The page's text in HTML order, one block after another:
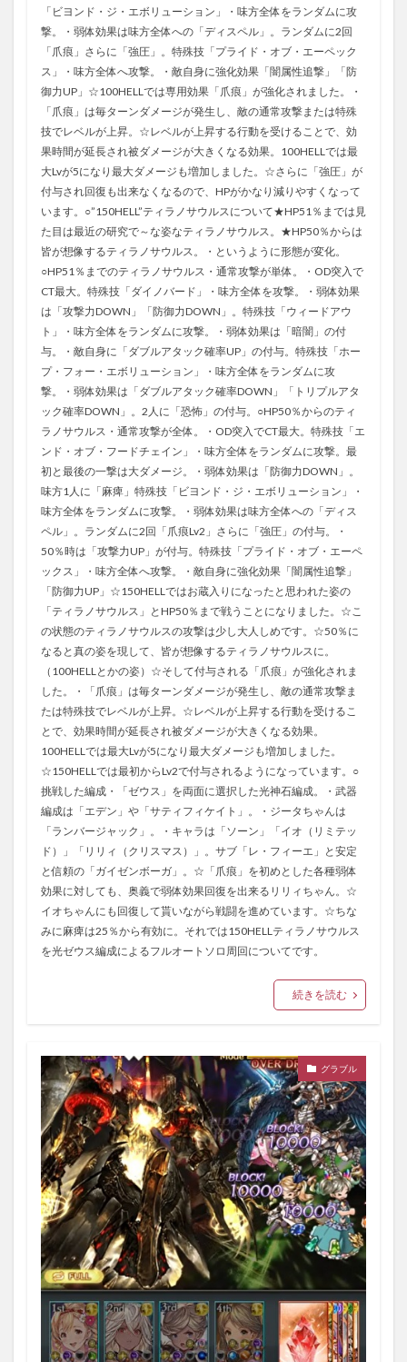
「ビヨンド・ジ・エボリューション」・味方全体をランダムに攻
撃。・弱体効果は味方全体への「ディスペル」。ランダムに2回
「爪痕」さらに「強圧」。特殊技「プライド・オブ・エーペック
ス」・味方全体へ攻撃。・敵自身に強化効果「闇属性追撃」「防
御力UP」☆100HELLでは専用効果「爪痕」が強化されました。・
「爪痕」は毎ターンダメージが発生し、敵の通常攻撃または特殊
技でレベルが上昇。☆レベルが上昇する行動を受けることで、効
果時間が延長され被ダメージが大きくなる効果。100HELLでは最
大Lvが5になり最大ダメージも増加しました。☆さらに「強圧」が
付与され回復も出来なくなるので、HPがかなり減りやすくなって
います。○”150HELL”ティラノサウルスについて★HP51％までは見
た目は最近の研究で～な姿なティラノサウルス。★HP50％からは
皆が想像するティラノサウルス。・というように形態が変化。
○HP51％までのティラノサウルス・通常攻撃が単体。・OD突入で
CT最大。特殊技「ダイノバード」・味方全体を攻撃。・弱体効果
は「攻撃力DOWN」「防御力DOWN」。特殊技「ウィードアウ
ト」・味方全体をランダムに攻撃。・弱体効果は「暗闇」の付
与。・敵自身に「ダブルアタック確率UP」の付与。特殊技「ホー
プ・フォー・エボリューション」・味方全体をランダムに攻
撃。・弱体効果は「ダブルアタック確率DOWN」「トリプルアタ
ック確率DOWN」。2人に「恐怖」の付与。○HP50％からのティ
ラノサウルス・通常攻撃が全体。・OD突入でCT最大。特殊技「エ
ンド・オブ・フードチェイン」・味方全体をランダムに攻撃。最
初と最後の一撃は大ダメージ。・弱体効果は「防御力DOWN」。
味方1人に「麻痺」特殊技「ビヨンド・ジ・エボリューション」・
味方全体をランダムに攻撃。・弱体効果は味方全体への「ディス
ペル」。ランダムに2回「爪痕Lv2」さらに「強圧」の付与。・
50％時は「攻撃力UP」が付与。特殊技「プライド・オブ・エーペ
ックス」・味方全体へ攻撃。・敵自身に強化効果「闇属性追撃」
「防御力UP」☆150HELLではお蔵入りになったと思われた姿の
「ティラノサウルス」とHP50％まで戦うことになりました。☆こ
の状態のティラノサウルスの攻撃は少し大人しめです。☆50％に
なると真の姿を現して、皆が想像するティラノサウルスに。
（100HELLとかの姿）☆そして付与される「爪痕」が強化されま
した。・「爪痕」は毎ターンダメージが発生し、敵の通常攻撃ま
たは特殊技でレベルが上昇。☆レベルが上昇する行動を受けるこ
とで、効果時間が延長され被ダメージが大きくなる効果。
100HELLでは最大Lvが5になり最大ダメージも増加しました。
☆150HELLでは最初からLv2で付与されるようになっています。○
挑戦した編成・「ゼウス」を両面に選択した光神石編成。・武器
編成は「エデン」や「サティフィケイト」。・ジータちゃんは
「ランバージャック」。・キャラは「ソーン」「イオ（リミテッ
ド）」「リリィ（クリスマス）」。サブ「レ・フィーエ」と安定
と信頼の「ガイゼンボーガ」。☆「爪痕」を初めとした各種弱体
効果に対しても、奥義で弱体効果回復を出来るリリィちゃん。☆
イオちゃんにも回復して貰いながら戦闘を進めています。☆ちな
みに麻痺は25％から有効に。それでは150HELLティラノサウルス
を光ゼウス編成によるフルオートソロ周回についてです。
続きを読む
グラブル